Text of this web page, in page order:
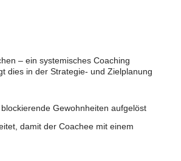
– ein systemisches Coaching
dies in der Strategie- und Zielplanung
Gewohnheiten aufgelöst
damit der Coachee mit einem